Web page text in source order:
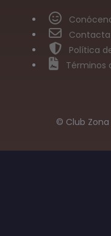
Política
Términos
© Club